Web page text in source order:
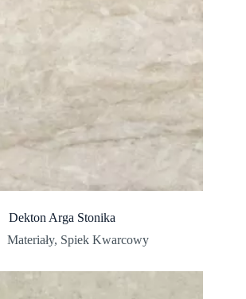
Dekton Arga Stonika
Materiały, Spiek Kwarcowy